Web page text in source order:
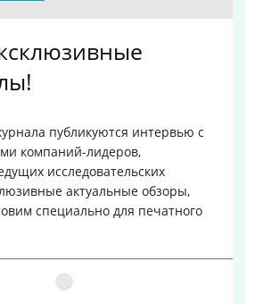
публикуются интервью с
компаний-лидеров,
исследовательских
актуальные обзоры,
специально для печатного